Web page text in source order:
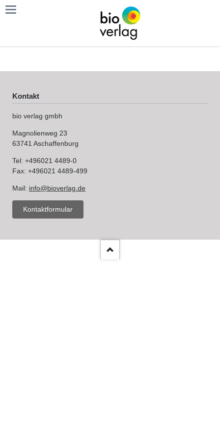
Kontakt
bio verlag gmbh
Magnolienweg 23
63741 Aschaffenburg
Tel: +496021 4489-0
Fax: +496021 4489-499
Mail: info@bioverlag.de
Kontaktformular